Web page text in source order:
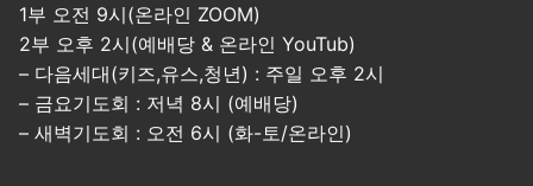
1부 오전 9시(온라인 ZOOM)
2부 오후 2시(예배당 & 온라인 YouTub)
– 다음세대(키즈,유스,청년) : 주일 오후 2시
– 금요기도회 : 저녁 8시 (예배당)
– 새벽기도회 : 오전 6시 (화-토/온라인)